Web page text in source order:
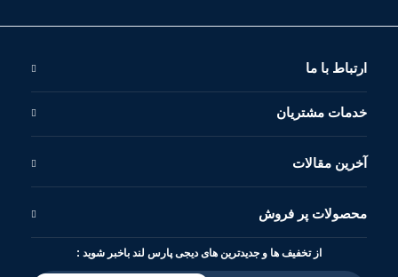
ارتباط با ما
خدمات مشتریان
آخرین مقالات
محصولات پر فروش
از تخفیف ها و جدیدترین های دیجی پارس لند باخبر شوید :